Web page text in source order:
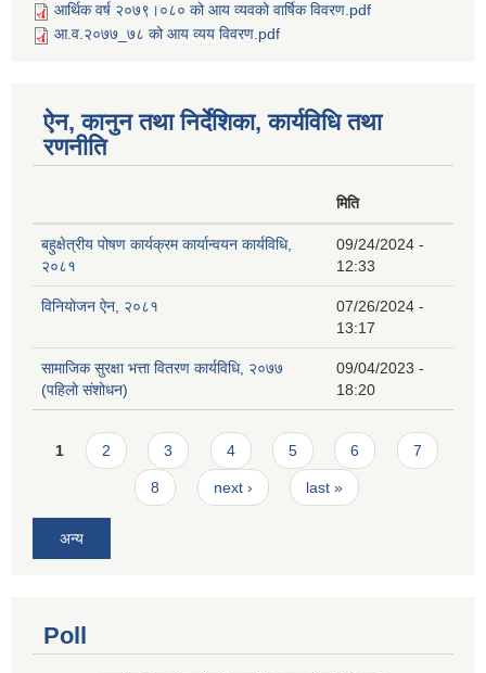
आर्थिक वर्ष २०७९।०८० को आय व्यवको वार्षिक विवरण.pdf
आ.व.२०७७_७८ को आय व्यय विवरण.pdf
ऐन, कानुन तथा निर्देशिका, कार्यविधि तथा
रणनीति
मिति
बहुक्षेत्रीय पोषण कार्यक्रम कार्यान्वयन कार्यविधि,
२०८१
09/24/2024 -
12:33
विनियोजन ऐन, २०८१
07/26/2024 -
13:17
सामाजिक सुरक्षा भत्ता वितरण कार्यविधि, २०७७
(पहिलो संशोधन)
09/04/2023 -
18:20
Pages
1 2 3 4 5 6 7
8 next › last »
अन्य
Poll